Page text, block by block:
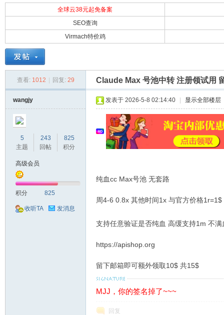
›
全球云38元起免备案
SEO查询
Virmach特价鸡
查看: 1012 回复: 29 Claude Max 号池中转 注册领试用
wangjy
5
主题
243
回帖
825
积分
高级会员
积分 825
收听TA 发消息
发表于 2026-5-8 02:14:40 显示全部楼层
纯血cc Max号池 无套路
周4-6 0.8x 其他时间1x 与官方价格1r=1$
支持任意验证是否纯血 高缓支持1m 不满
https://apishop.org
留下邮箱即可额外领取10$ 共15$
MJJ，你的签名掉了~~~
回复